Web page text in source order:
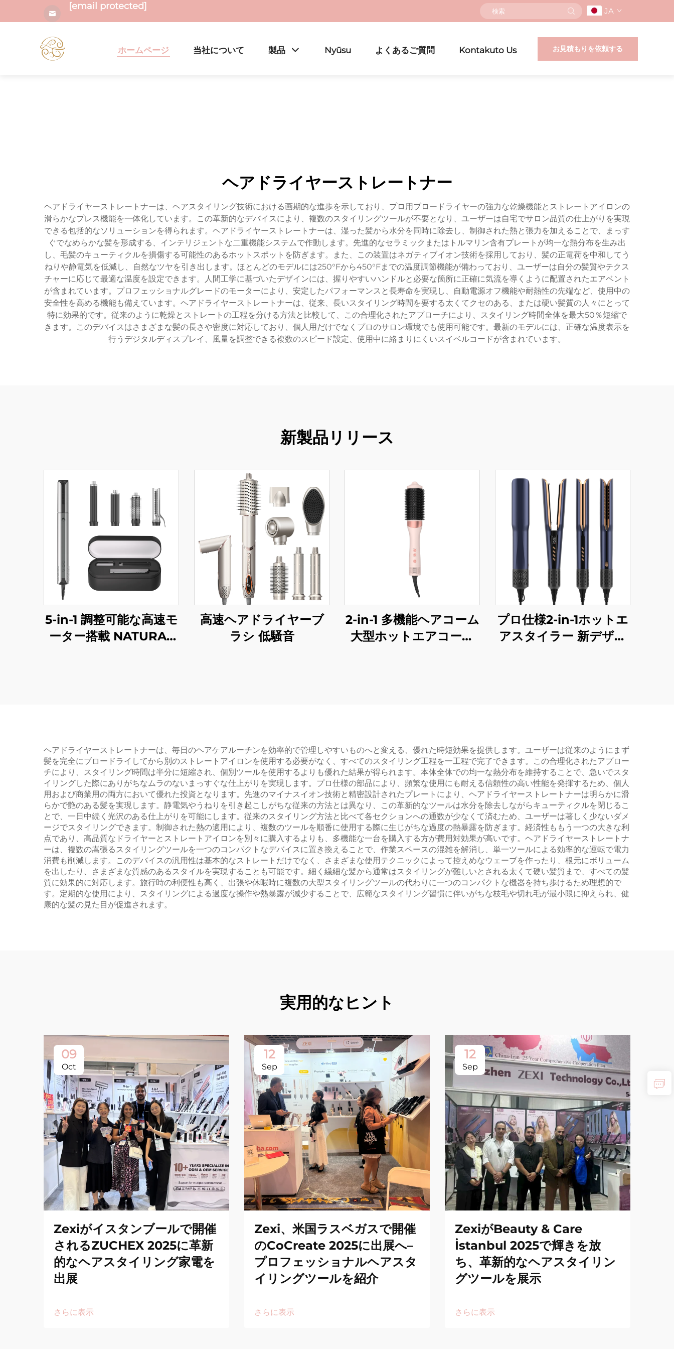
[email protected] JA
ホームページ 当社について 製品 Nyūsu よくあるご質問 Kontakuto Us お見積もりを依頼する
ヘアドライヤーストレートナー
ヘアドライヤーストレートナーは、ヘアスタイリング技術における画期的な進歩を示しており、プロ用ブロードライヤーの強力な乾燥機能とストレートアイロンの
滑らかなプレス機能を一体化しています。この革新的なデバイスにより、複数のスタイリングツールが不要となり、ユーザーは自宅でサロン品質の仕上がりを実現
できる包括的なソリューションを得られます。ヘアドライヤーストレートナーは、湿った髪から水分を同時に除去し、制御された熱と張力を加えることで、まっす
ぐでなめらかな髪を形成する、インテリジェントな二重機能システムで作動します。先進的なセラミックまたはトルマリン含有プレートが均一な熱分布を生み出
し、毛髪のキューティクルを損傷する可能性のあるホットスポットを防ぎます。また、この装置はネガティブイオン技術を採用しており、髪の正電荷を中和してう
ねりや静電気を低減し、自然なツヤを引き出します。ほとんどのモデルには250°Fから450°Fまでの温度調節機能が備わっており、ユーザーは自分の髪質やテクス
チャーに応じて最適な温度を設定できます。人間工学に基づいたデザインには、握りやすいハンドルと必要な箇所に正確に気流を導くように配置されたエアベント
が含まれています。プロフェッショナルグレードのモーターにより、安定したパフォーマンスと長寿命を実現し、自動電源オフ機能や耐熱性の先端など、使用中の
安全性を高める機能も備えています。ヘアドライヤーストレートナーは、従来、長いスタイリング時間を要する太くてクセのある、または硬い髪質の人々にとって
特に効果的です。従来のように乾燥とストレートの工程を分ける方法と比較して、この合理化されたアプローチにより、スタイリング時間全体を最大50％短縮で
きます。このデバイスはさまざまな髪の長さや密度に対応しており、個人用だけでなくプロのサロン環境でも使用可能です。最新のモデルには、正確な温度表示を
行うデジタルディスプレイ、風量を調整できる複数のスピード設定、使用中に絡まりにくいスイベルコードが含まれています。
新製品リリース
5-in-1 調整可能な高速モ
ーター搭載 NATURAL
高速ヘアドライヤーブ
ラシ 低騒音
2-in-1 多機能ヘアコーム
大型ホットエアコーム
プロ仕様2-in-1ホットエ
アスタイラー 新デザイ
ヘアドライヤーストレートナーは、毎日のヘアケアルーチンを効率的で管理しやすいものへと変える、優れた時短効果を提供します。ユーザーは従来のようにまず
髪を完全にブロードライしてから別のストレートアイロンを使用する必要がなく、すべてのスタイリング工程を一工程で完了できます。この合理化されたアプロー
チにより、スタイリング時間は半分に短縮され、個別ツールを使用するよりも優れた結果が得られます。本体全体での均一な熱分布を維持することで、急いでスタ
イリングした際にありがちなムラのないまっすぐな仕上がりを実現します。プロ仕様の部品により、頻繁な使用にも耐える信頼性の高い性能を発揮するため、個人
用および商業用の両方において優れた投資となります。先進のマイナスイオン技術と精密設計されたプレートにより、ヘアドライヤーストレートナーは明らかに滑
らかで艶のある髪を実現します。静電気やうねりを引き起こしがちな従来の方法とは異なり、この革新的なツールは水分を除去しながらキューティクルを閉じるこ
とで、一日中続く光沢のある仕上がりを可能にします。従来のスタイリング方法と比べて各セクションへの通数が少なくて済むため、ユーザーは著しく少ないダメ
ージでスタイリングできます。制御された熱の適用により、複数のツールを順番に使用する際に生じがちな過度の熱暴露を防ぎます。経済性ももう一つの大きな利
点であり、高品質なドライヤーとストレートアイロンを別々に購入するよりも、多機能な一台を購入する方が費用対効果が高いです。ヘアドライヤーストレートナ
ーは、複数の嵩張るスタイリングツールを一つのコンパクトなデバイスに置き換えることで、作業スペースの混雑を解消し、単一ツールによる効率的な運転で電力
消費も削減します。このデバイスの汎用性は基本的なストレートだけでなく、さまざまな使用テクニックによって控えめなウェーブを作ったり、根元にボリューム
を出したり、さまざまな質感のあるスタイルを実現することも可能です。細く繊細な髪から通常はスタイリングが難しいとされる太くて硬い髪質まで、すべての髪
質に効果的に対応します。旅行時の利便性も高く、出張や休暇時に複数の大型スタイリングツールの代わりに一つのコンパクトな機器を持ち歩けるため理想的で
す。定期的な使用により、スタイリングによる過度な操作や熱暴露が減少することで、広範なスタイリング習慣に伴いがちな枝毛や切れ毛が最小限に抑えられ、健
康的な髪の見た目が促進されます。
実用的なヒント
09
Oct
Zexiがイスタンブールで開催
されるZUCHEX 2025に革新
的なヘアスタイリング家電を
出展
さらに表示
12
Sep
Zexi、米国ラスベガスで開催
のCoCreate 2025に出展へ–
プロフェッショナルヘアスタ
イリングツールを紹介
さらに表示
12
Sep
ZexiがBeauty & Care
İstanbul 2025で輝きを放
ち、革新的なヘアスタイリン
グツールを展示
さらに表示